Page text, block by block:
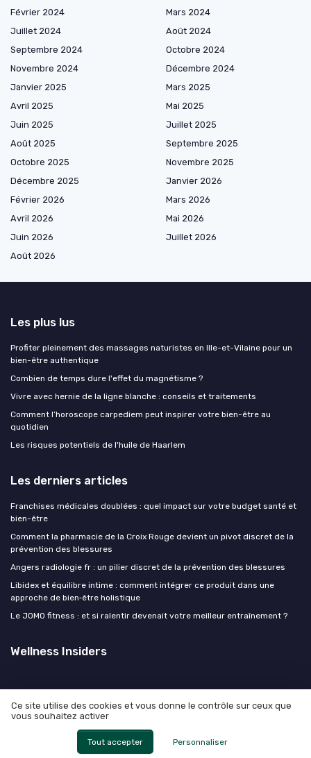
Février 2024
Mars 2024
Juillet 2024
Août 2024
Septembre 2024
Octobre 2024
Novembre 2024
Décembre 2024
Janvier 2025
Mars 2025
Avril 2025
Mai 2025
Juin 2025
Juillet 2025
Août 2025
Septembre 2025
Octobre 2025
Novembre 2025
Décembre 2025
Janvier 2026
Février 2026
Mars 2026
Avril 2026
Mai 2026
Juin 2026
Juillet 2026
Août 2026
Les plus lus
Profiter pleinement des massages naturistes en Ille-et-Vilaine pour un
bien-être authentique
Combien de temps dure l'effet du magnétisme ?
Vivre avec hernie de la ligne blanche : conseils et traitements
Comment l’horoscope carpediem peut inspirer votre bien-être au
quotidien
Les risques potentiels de l'huile de Haarlem
Les derniers articles
Franchises médicales doublées : quel impact sur votre budget santé et
bien-être
Comment la pharmacie de la Croix Rouge devient un pivot discret de la
prévention des blessures
Angers radiologie fr : un pilier discret de la prévention des blessures
Libidex et équilibre intime : comment intégrer ce produit dans une
approche de bien‑être holistique
Le JOMO fitness : et si ralentir devenait votre meilleur entraînement ?
Wellness Insiders
Mentions légales
© Wellness Insiders 2026
Ce site utilise des cookies et vous donne le contrôle sur ceux que
vous souhaitez activer
Tout accepter Personnaliser